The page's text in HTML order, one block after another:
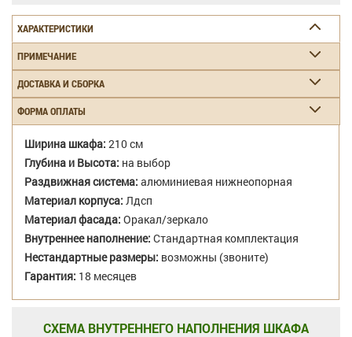
ХАРАКТЕРИСТИКИ
ПРИМЕЧАНИЕ
ДОСТАВКА И СБОРКА
ФОРМА ОПЛАТЫ
Ширина шкафа: 210 см
Глубина и Высота: на выбор
Раздвижная система: алюминиевая нижнеопорная
Материал корпуса: Лдсп
Материал фасада: Оракал/зеркало
Внутреннее наполнение: Стандартная комплектация
Нестандартные размеры: возможны (звоните)
Гарантия: 18 месяцев
СХЕМА ВНУТРЕННЕГО НАПОЛНЕНИЯ ШКАФА